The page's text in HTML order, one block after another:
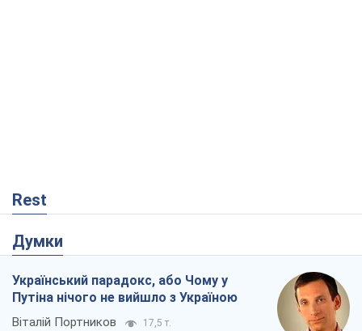
Rest
Думки
Український парадокс, або Чому у
Путіна нічого не вийшло з Україною
Віталій Портников 17,5 т.